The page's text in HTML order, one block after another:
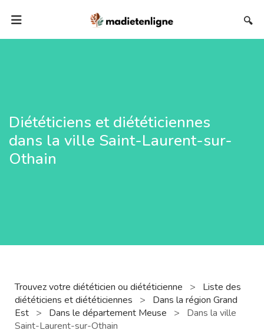
🔍
Diététiciens et diététiciennes
dans la ville Saint-Laurent-sur-
Othain
Trouvez votre diététicien ou diététicienne >
Liste des
diététiciens et diététiciennes
>
Dans la région Grand
Est > Dans le département Meuse >
Dans la ville
Saint-Laurent-sur-Othain